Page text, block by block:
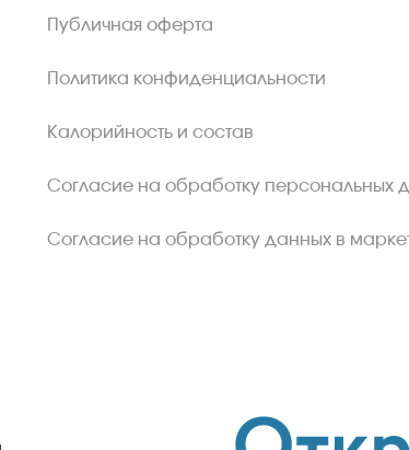
Публичная оферта
Политика конфиденциальности
Калорийность и состав
Согласие на обработку персональных
Согласие на обработку данных в